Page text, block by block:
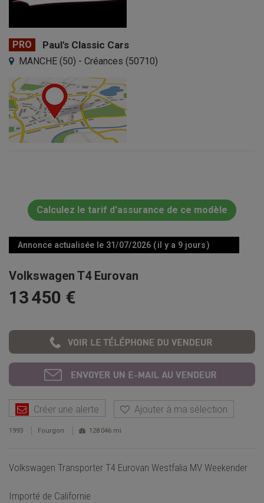
PRO Paul's Classic Cars
MANCHE (50) - Créances (50710)
Calculez le tarif d'assurance de ce modèle
Annonce actualisée le 31/07/2026 ( il y a 9 jours )
Volkswagen T4 Eurovan
13 450 €
Créer une alerte Ajouter à ma sélection
1993 Fourgon 128 046 mi
Volkswagen Transporter T4 Eurovan Westfalia MV Weekender
Importé de Californie